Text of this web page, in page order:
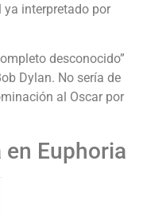
ya interpretado por
desconocido”
Dylan. No sería de
al Oscar por
en Euphoria